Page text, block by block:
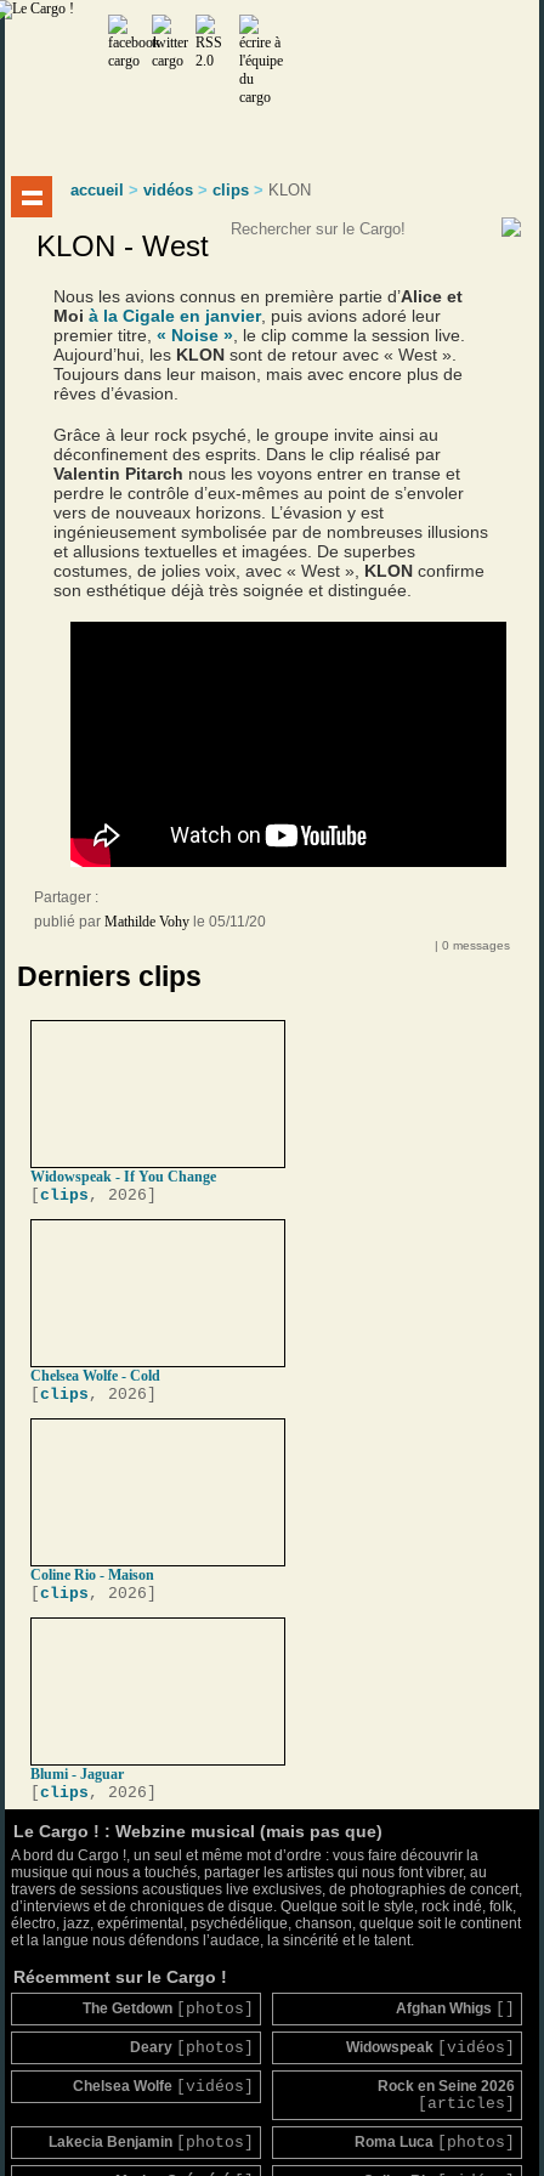
accueil >vidéos >clips > KLON
KLON - West
Nous les avions connus en première partie d’Alice et
Moi à la Cigale en janvier, puis avions adoré leur
premier titre,« Noise » , le clip comme la session live.
Aujourd’hui, les KLON sont de retour avec « West ».
Toujours dans leur maison, mais avec encore plus de
rêves d’évasion.
Grâce à leur rock psyché, le groupe invite ainsi au
déconfinement des esprits. Dans le clip réalisé par
Valentin Pitarch nous les voyons entrer en transe et
perdre le contrôle d’eux-mêmes au point de s’envoler
vers de nouveaux horizons. L’évasion y est
ingénieusement symbolisée par de nombreuses illusions
et allusions textuelles et imagées. De superbes
costumes, de jolies voix, avec « West », KLON confirme
son esthétique déjà très soignée et distinguée.
Partager :
publié par Mathilde Vohy le 05/11/20
| 0 messages
Derniers clips
Widowspeak - If You Change
[clips , 2026]
Chelsea Wolfe - Cold
[clips , 2026]
Coline Rio - Maison
[clips , 2026]
Blumi - Jaguar
[clips , 2026]
Le Cargo ! : Webzine musical (mais pas que)
A bord du Cargo !, un seul et même mot d’ordre : vous faire découvrir la
musique qui nous a touchés, partager les artistes qui nous font vibrer, au
travers de sessions acoustiques live exclusives, de photographies de concert,
d’interviews et de chroniques de disque. Quelque soit le style, rock indé, folk,
électro, jazz, expérimental, psychédélique, chanson, quelque soit le continent
et la langue nous défendons l’audace, la sincérité et le talent.
Récemment sur le Cargo !
The Getdown [photos] Afghan Whigs
Deary [photos] Widowspeak [vidéos]
Chelsea Wolfe [vidéos] Rock en Seine 2026
[articles]
Lakecia Benjamin [photos] Roma Luca [photos]